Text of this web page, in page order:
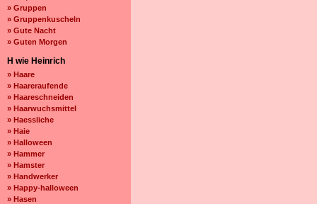
» Gruppen
» Gruppenkuscheln
» Gute Nacht
» Guten Morgen
H wie Heinrich
» Haare
» Haareraufende
» Haareschneiden
» Haarwuchsmittel
» Haessliche
» Haie
» Halloween
» Hammer
» Hamster
» Handwerker
» Happy-halloween
» Hasen